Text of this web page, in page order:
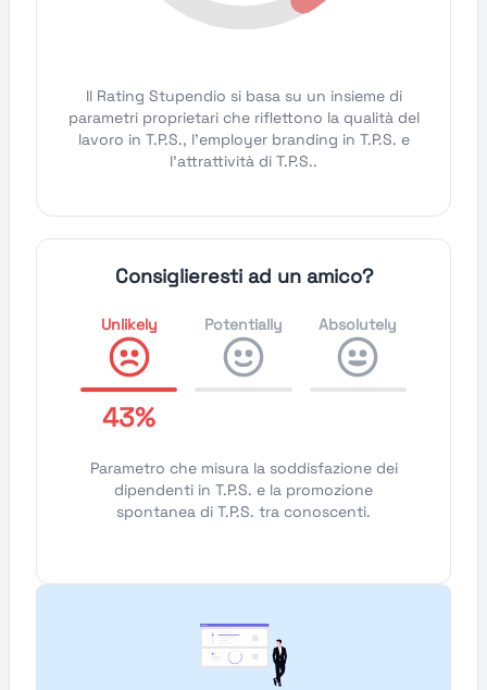
Il Rating Stupendio si basa su un insieme di
parametri proprietari che riflettono la qualità del
lavoro in T.P.S., l'employer branding in T.P.S. e
l'attrattività di T.P.S..
Consiglieresti ad un amico?
Unlikely
43%
Potentially Absolutely
Parametro che misura la soddisfazione dei
dipendenti in T.P.S. e la promozione
spontanea di T.P.S. tra conoscenti.